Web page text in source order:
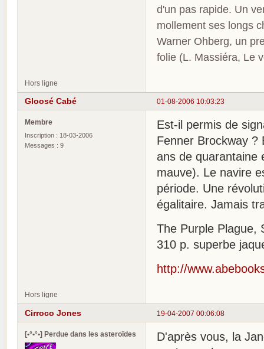
d'un pas rapide. Un
mollement ses longs
Warner Ohberg, un
folie (L. Massiéra, Le
Hors ligne
01-08-2006 10:03:23
Gloosé Cabé
Membre
Inscription : 18-03-2006
Messages : 9
Est-il permis de
Fenner Brockway ?
ans de quarantaine
mauve). Le navire
période. Une
égalitaire. Jamais
The Purple Plague,
310 p. superbe
http://
Hors ligne
19-04-2007 00:06:08
Cirroco Jones
[•°•°•] Perdue dans les asteroïdes
D'après vous, la